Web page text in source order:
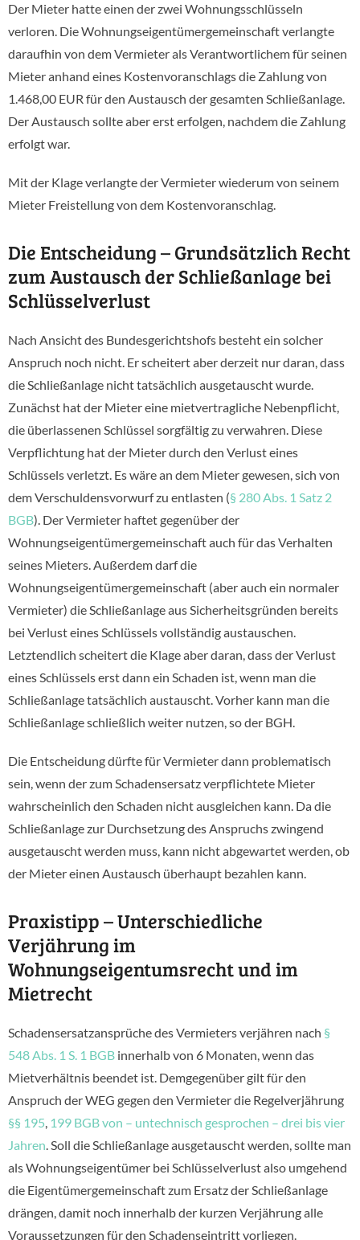
Der Mieter hatte einen der zwei Wohnungsschlüsseln
verloren. Die Wohnungseigentümergemeinschaft verlangte
daraufhin von dem Vermieter als Verantwortlichem für seinen
Mieter anhand eines Kostenvoranschlags die Zahlung von
1.468,00 EUR für den Austausch der gesamten Schließanlage.
Der Austausch sollte aber erst erfolgen, nachdem die Zahlung
erfolgt war.
Mit der Klage verlangte der Vermieter wiederum von seinem
Mieter Freistellung von dem Kostenvoranschlag.
Die Entscheidung – Grundsätzlich Recht
zum Austausch der Schließanlage bei
Schlüsselverlust
Nach Ansicht des Bundesgerichtshofs besteht ein solcher
Anspruch noch nicht. Er scheitert aber derzeit nur daran, dass
die Schließanlage nicht tatsächlich ausgetauscht wurde.
Zunächst hat der Mieter eine mietvertragliche Nebenpflicht,
die überlassenen Schlüssel sorgfältig zu verwahren. Diese
Verpflichtung hat der Mieter durch den Verlust eines
Schlüssels verletzt. Es wäre an dem Mieter gewesen, sich von
dem Verschuldensvorwurf zu entlasten (§ 280 Abs. 1 Satz 2
BGB). Der Vermieter haftet gegenüber der
Wohnungseigentümergemeinschaft auch für das Verhalten
seines Mieters. Außerdem darf die
Wohnungseigentümergemeinschaft (aber auch ein normaler
Vermieter) die Schließanlage aus Sicherheitsgründen bereits
bei Verlust eines Schlüssels vollständig austauschen.
Letztendlich scheitert die Klage aber daran, dass der Verlust
eines Schlüssels erst dann ein Schaden ist, wenn man die
Schließanlage tatsächlich austauscht. Vorher kann man die
Schließanlage schließlich weiter nutzen, so der BGH.
Die Entscheidung dürfte für Vermieter dann problematisch
sein, wenn der zum Schadensersatz verpflichtete Mieter
wahrscheinlich den Schaden nicht ausgleichen kann. Da die
Schließanlage zur Durchsetzung des Anspruchs zwingend
ausgetauscht werden muss, kann nicht abgewartet werden, ob
der Mieter einen Austausch überhaupt bezahlen kann.
Praxistipp – Unterschiedliche
Verjährung im
Wohnungseigentumsrecht und im
Mietrecht
Schadensersatzansprüche des Vermieters verjähren nach §
548 Abs. 1 S. 1 BGB innerhalb von 6 Monaten, wenn das
Mietverhältnis beendet ist. Demgegenüber gilt für den
Anspruch der WEG gegen den Vermieter die Regelverjährung
§§ 195, 199 BGBvon – untechnisch gesprochen – drei bis vier
Jahren. Soll die Schließanlage ausgetauscht werden, sollte man
als Wohnungseigentümer bei Schlüsselverlust also umgehend
die Eigentümergemeinschaft zum Ersatz der Schließanlage
drängen, damit noch innerhalb der kurzen Verjährung alle
Voraussetzungen für den Schadenseintritt vorliegen.